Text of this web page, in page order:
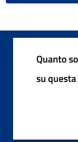
Quanto
su